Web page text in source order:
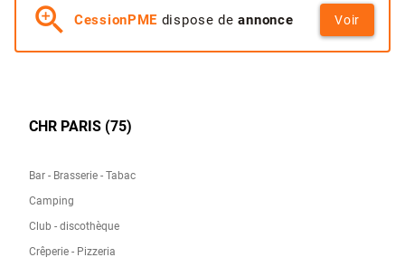
zoom_in CessionPME dispose deannonce Voir
CHR PARIS (75)
Bar - Brasserie - Tabac
Camping
Club - discothèque
Crêperie - Pizzeria